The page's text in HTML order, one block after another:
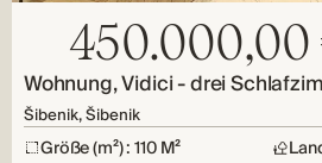
Wohnung, Vidici - drei
Šibenik, Šibenik
Größe (m²) : 110 M²